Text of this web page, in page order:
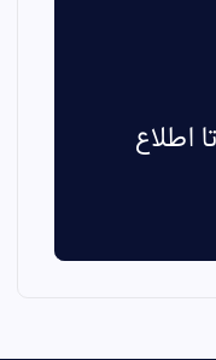
اطلاع